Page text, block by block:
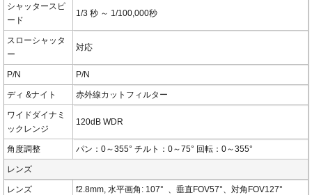
シャッタースピ
ード
1/3 秒 ～ 1/100,000秒
スローシャッタ
ー
対応
P/N P/N
ディ &ナイト 赤外線カットフィルター
ワイドダイナミ
ックレンジ
120dB WDR
角度調整 パン：0～355° チルト：0～75° 回転：0～355°
レンズ
レンズ f2.8mm, 水平画角: 107° 、垂直FOV57°、対角FOV127°